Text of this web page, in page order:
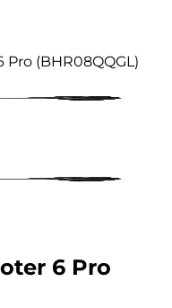
(BHR08QQGL)
6 Pro